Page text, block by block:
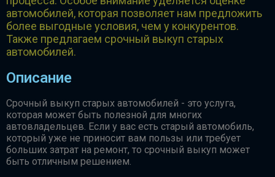
автомобилей, которая позволяет нам предложить
более выгодные условия, чем у конкурентов.
Также предлагаем срочный выкуп старых
автомобилей.
Описание
Срочный выкуп старых автомобилей - это услуга,
которая может быть полезной для многих
автовладельцев. Если у вас есть старый автомобиль,
который уже не приносит вам пользы или требует
больших затрат на ремонт, то срочный выкуп может
быть отличным решением.